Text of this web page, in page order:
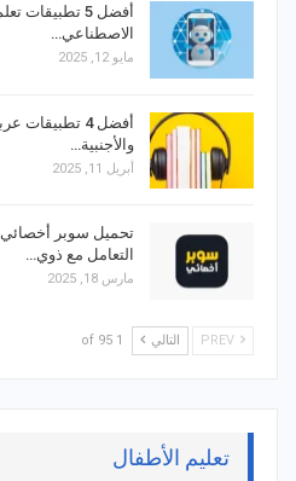
أفضل 5 تطبيقات
الاصطناعي…
مايو 12, 2025
أفضل 4
والأجنبية…
أبريل 11, 2025
تحميل سوبر
التعامل مع ذوي…
مارس 18, 2025
التالي 1 of 95
تعليم الأطفال